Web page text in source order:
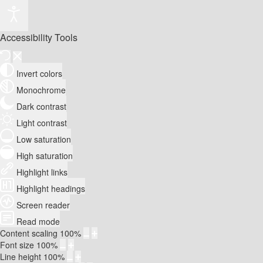
Accessibility Tools
Invert colors
Monochrome
Dark contrast
Light contrast
Low saturation
High saturation
Highlight links
Highlight headings
Screen reader
Read mode
Content scaling 100%
Font size 100%
Line height 100%